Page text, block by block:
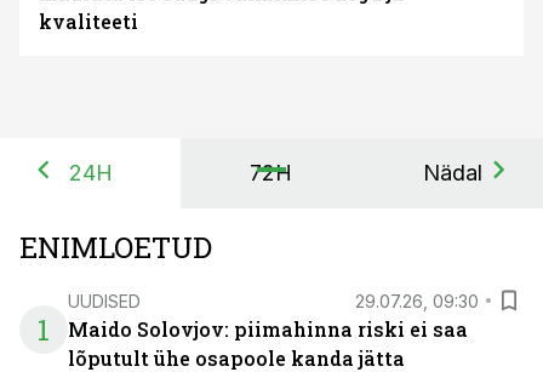
kvaliteeti
24H 72H Nädal
ENIMLOETUD
1
UUDISED 29.07.26, 09:30
Maido Solovjov: piimahinna riski ei saa
lõputult ühe osapoole kanda jätta